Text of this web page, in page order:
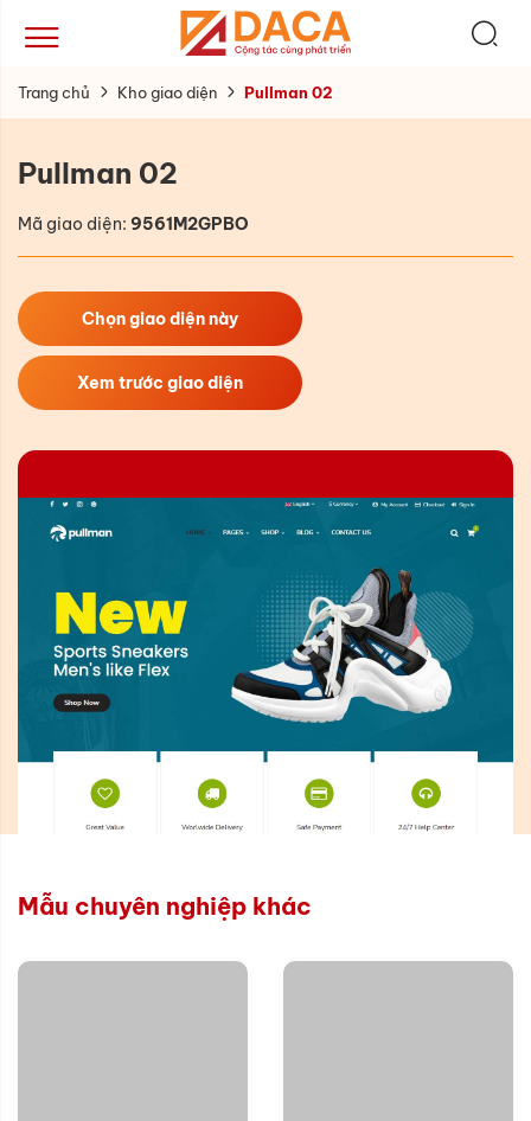
Trang chủ Kho giao diện Pullman 02
Pullman 02
Mã giao diện: 9561M2GPBO
Chọn giao diện này
Xem trước giao diện
Mẫu chuyên nghiệp khác